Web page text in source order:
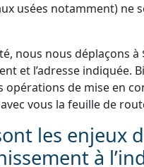
usées notamment) ne
nous nous déplaçons
et l’adresse indiquée.
opérations de mise en
vous la feuille de
les enjeux
à